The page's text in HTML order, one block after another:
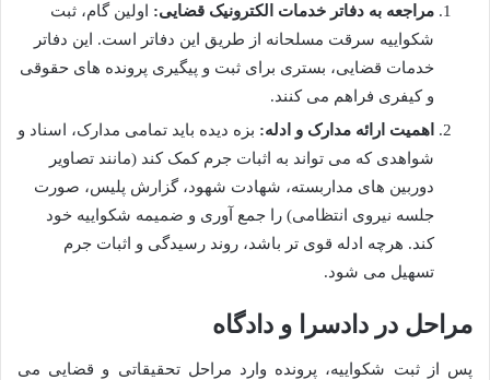
مراجعه به دفاتر خدمات الکترونیک قضایی: اولین گام، ثبت
شکواییه سرقت مسلحانه از طریق این دفاتر است. این دفاتر
خدمات قضایی، بستری برای ثبت و پیگیری پرونده های حقوقی
و کیفری فراهم می کنند.
اهمیت ارائه مدارک و ادله: بزه دیده باید تمامی مدارک، اسناد و
شواهدی که می تواند به اثبات جرم کمک کند (مانند تصاویر
دوربین های مداربسته، شهادت شهود، گزارش پلیس، صورت
جلسه نیروی انتظامی) را جمع آوری و ضمیمه شکواییه خود
کند. هرچه ادله قوی تر باشد، روند رسیدگی و اثبات جرم
تسهیل می شود.
مراحل در دادسرا و دادگاه
پس از ثبت شکواییه، پرونده وارد مراحل تحقیقاتی و قضایی می